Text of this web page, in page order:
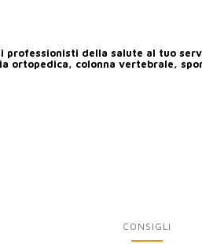
professionisti della salute al tuo
ortopedica, colonna vertebrale,
CONSIGLI